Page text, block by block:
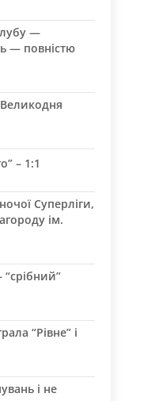
—
— повністю
– 1:1
Суперліги,
ім.
“срібний”
“Рівне” і
і не